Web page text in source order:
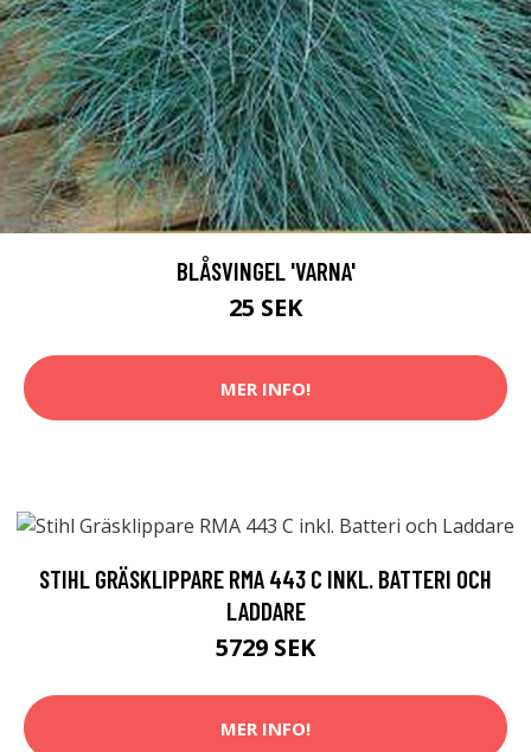
BLÅSVINGEL 'VARNA'
25 SEK
MER INFO!
STIHL GRÄSKLIPPARE RMA 443 C INKL. BATTERI OCH
LADDARE
5729 SEK
MER INFO!